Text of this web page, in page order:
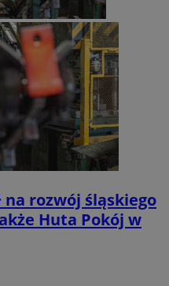
na rozwój śląskiego
Huta Pokój w